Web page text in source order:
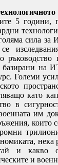
5 години,
сила за
базирани на
Големи
като
в
им
които
нека
и какво
и